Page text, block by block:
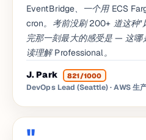
EventBridge、一个用 ECS
cron。考前没刷 200+ 道这种"
完那一刻最大的感受是 — 这
读理解 Professional。
J. Park
821/1000
DevOps Lead (Seattle) · AWS 生